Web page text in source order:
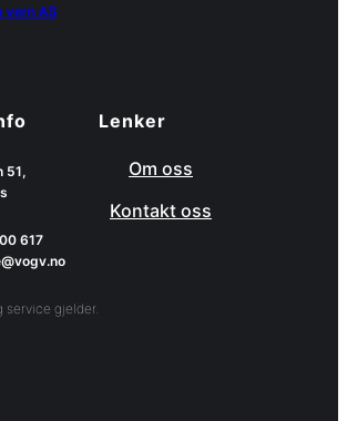
51,
617
service gjelder.
Lenker
Om oss
Kontakt oss